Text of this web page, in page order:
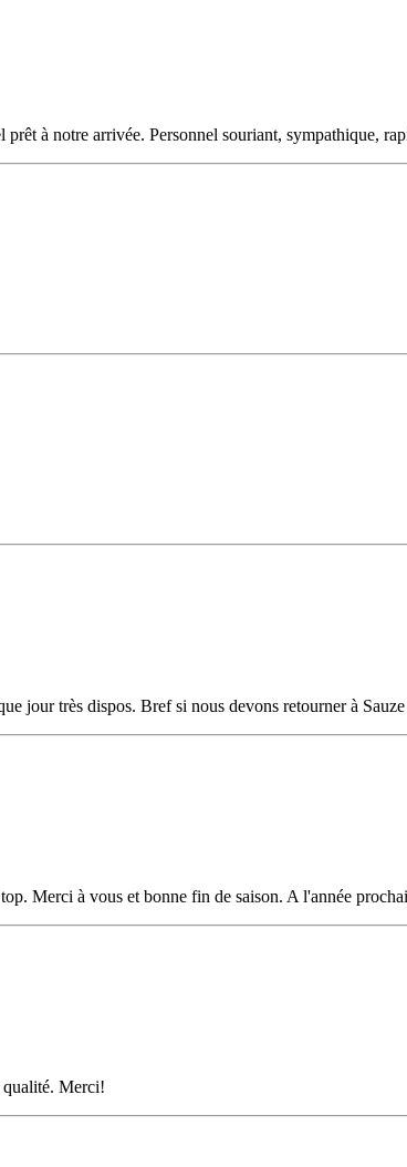
à notre arrivée. Personnel souriant, sympathique,
jour très dispos. Bref si nous devons retourner à
Merci à vous et bonne fin de saison. A l'année
qualité. Merci!